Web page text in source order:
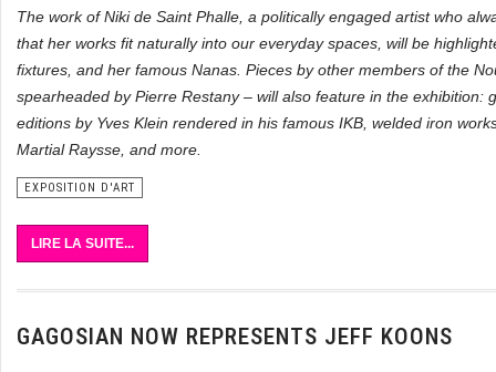
The work of Niki de Saint Phalle, a politically engaged artist who
that her works fit naturally into our everyday spaces, will be
fixtures, and her famous Nanas. Pieces by other members of the
spearheaded by Pierre Restany – will also feature in the
editions by Yves Klein rendered in his famous IKB, welded iron
Martial Raysse, and more.
EXPOSITION D'ART
LIRE LA SUITE...
GAGOSIAN NOW REPRESENTS JEFF KOONS